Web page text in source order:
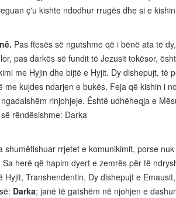
ç'u kishte ndodhur rrugës dhe si e
Pas ftesës së ngutshme që i bënë ata të
pas darkës së fundit të Jezusit tokësor,
me Hyjin dhe bijtë e Hyjit. Dy dishepujt,
me kujdes ndarjen e bukës. Feja që kishin i
rinjohjeje. Është udhëheqja e
rëndësishme: Darka
shumëfishuar rrjetet e komunikimit, porse
herë që hapim dyert e zemrës për të
Hyjit, Transhendentin. Dy dishepujt e
Darka; janë të gatshëm në njohjen e